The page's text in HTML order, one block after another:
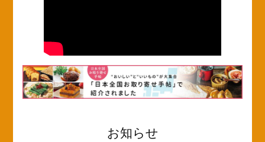
お知らせ